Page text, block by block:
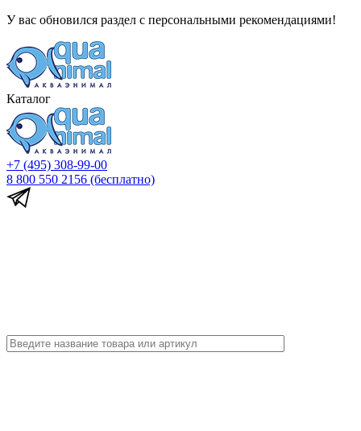
У вас обновился раздел с персональными рекомендациями!
Каталог
+7 (495) 308-99-00
8 800 550 2156 (бесплатно)